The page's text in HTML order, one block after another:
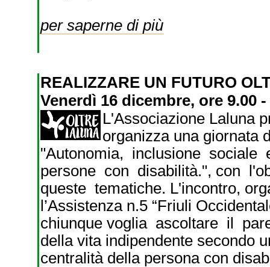
per saperne di più
REALIZZARE UN FUTURO
Venerdì 16 dicembre, ore 9.00
L'Associazione Laluna
organizza una giornata
"Autonomia, inclusione
persone con disabilità.", con
queste tematiche. L'incontro,
l’Assistenza n.5 “Friuli
chiunque voglia ascoltare il
della vita indipendente secondo
centralità della persona con